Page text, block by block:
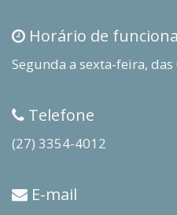
Horário de
Segunda a sexta-feira,
Telefone
(27) 3354-4012
E-mail